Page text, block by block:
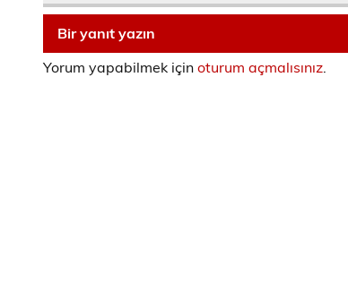
Bir yanıt yazın
Yorum yapabilmek içinoturum açmalısınız.